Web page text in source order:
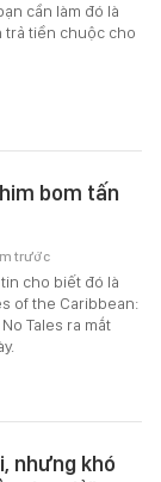
cần làm đó là
trả tiền chuộc cho
bom tấn
cho biết đó là
of the Caribbean:
Tales ra mắt
trước
nhưng khó